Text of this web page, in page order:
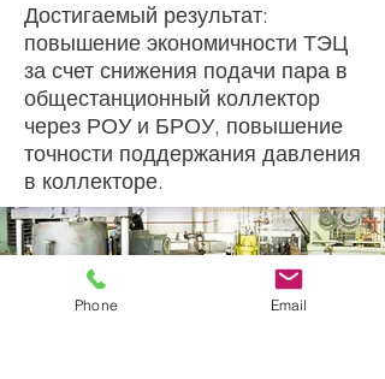
Достигаемый результат:
повышение экономичности ТЭЦ
за счет снижения подачи пара в
общестанционный коллектор
через РОУ и БРОУ, повышение
точности поддержания давления
в коллекторе.
Phone Email